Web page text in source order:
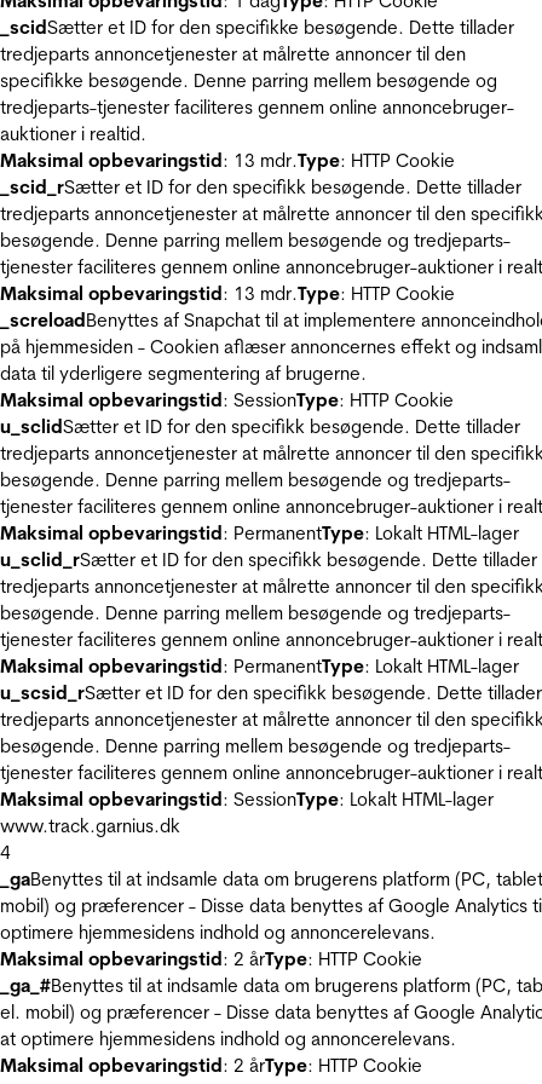
_scidSætter et ID for den specifikke besøgende. Dette tillader
tredjeparts annoncetjenester at målrette annoncer til den
specifikke besøgende. Denne parring mellem besøgende og
tredjeparts-tjenester faciliteres gennem online annoncebruger-
auktioner i realtid.
Maksimal opbevaringstid: 13 mdr.Type: HTTP Cookie
_scid_rSætter et ID for den specifikk besøgende. Dette tillader
tredjeparts annoncetjenester at målrette annoncer til den
besøgende. Denne parring mellem besøgende og tredjeparts-
tjenester faciliteres gennem online annoncebruger-auktioner i
Maksimal opbevaringstid: 13 mdr.Type: HTTP Cookie
_screloadBenyttes af Snapchat til at implementere
på hjemmesiden - Cookien aflæser annoncernes effekt og
data til yderligere segmentering af brugerne.
Maksimal opbevaringstid: SessionType: HTTP Cookie
u_sclidSætter et ID for den specifikk besøgende. Dette tillader
tredjeparts annoncetjenester at målrette annoncer til den
besøgende. Denne parring mellem besøgende og tredjeparts-
tjenester faciliteres gennem online annoncebruger-auktioner i
Maksimal opbevaringstid: PermanentType: Lokalt HTML-lager
u_sclid_rSætter et ID for den specifikk besøgende. Dette tillader
tredjeparts annoncetjenester at målrette annoncer til den
besøgende. Denne parring mellem besøgende og tredjeparts-
tjenester faciliteres gennem online annoncebruger-auktioner i
Maksimal opbevaringstid: PermanentType: Lokalt HTML-lager
u_scsid_rSætter et ID for den specifikk besøgende. Dette tillader
tredjeparts annoncetjenester at målrette annoncer til den
besøgende. Denne parring mellem besøgende og tredjeparts-
tjenester faciliteres gennem online annoncebruger-auktioner i
Maksimal opbevaringstid: SessionType: Lokalt HTML-lager
www.track.garnius.dk
4
_gaBenyttes til at indsamle data om brugerens platform (PC,
mobil) og præferencer - Disse data benyttes af Google Analytics
optimere hjemmesidens indhold og annoncerelevans.
Maksimal opbevaringstid: 2 årType: HTTP Cookie
_ga_#Benyttes til at indsamle data om brugerens platform (PC,
el. mobil) og præferencer - Disse data benyttes af Google
at optimere hjemmesidens indhold og annoncerelevans.
Maksimal opbevaringstid: 2 årType: HTTP Cookie